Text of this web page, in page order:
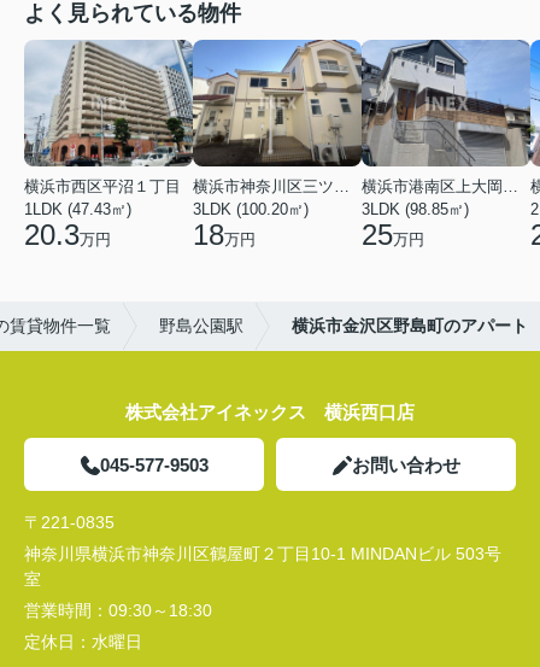
よく見られている物件
横浜市西区平沼１丁目
1LDK (47.43㎡)
20.3万円
横浜市神奈川区三ツ沢上町
3LDK (100.20㎡)
18万円
横浜市港南区上大岡東２丁目
3LDK (98.85㎡)
25万円
賃貸物件一覧 野島公園駅 横浜市金沢区野島町のアパート
株式会社アイネックス 横浜西口店
045-577-9503 お問い合わせ
〒221-0835
神奈川県横浜市神奈川区鶴屋町２丁目10-1 MINDANビル 503号
室
営業時間： 09:30～18:30
定休日： 水曜日